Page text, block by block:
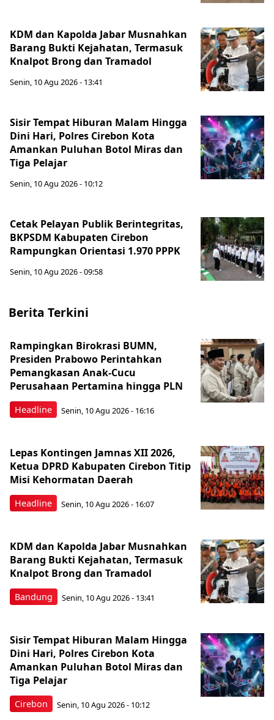
KDM dan Kapolda Jabar Musnahkan
Barang Bukti Kejahatan, Termasuk
Knalpot Brong dan Tramadol
Senin, 10 Agu 2026 - 13:41
Sisir Tempat Hiburan Malam Hingga
Dini Hari, Polres Cirebon Kota
Amankan Puluhan Botol Miras dan
Tiga Pelajar
Senin, 10 Agu 2026 - 10:12
Cetak Pelayan Publik Berintegritas,
BKPSDM Kabupaten Cirebon
Rampungkan Orientasi 1.970 PPPK
Senin, 10 Agu 2026 - 09:58
Berita Terkini
Headline
Rampingkan Birokrasi BUMN,
Presiden Prabowo Perintahkan
Pemangkasan Anak-Cucu
Perusahaan Pertamina hingga PLN
Senin, 10 Agu 2026 - 16:16
Headline
Lepas Kontingen Jamnas XII 2026,
Ketua DPRD Kabupaten Cirebon Titip
Misi Kehormatan Daerah
Senin, 10 Agu 2026 - 16:07
Bandung
KDM dan Kapolda Jabar Musnahkan
Barang Bukti Kejahatan, Termasuk
Knalpot Brong dan Tramadol
Senin, 10 Agu 2026 - 13:41
Cirebon
Sisir Tempat Hiburan Malam Hingga
Dini Hari, Polres Cirebon Kota
Amankan Puluhan Botol Miras dan
Tiga Pelajar
Senin, 10 Agu 2026 - 10:12